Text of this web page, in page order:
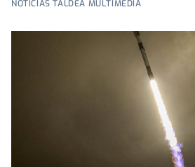
NOTICIAS TALDEA MULTIMEDIA